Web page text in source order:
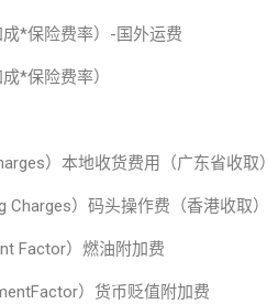
成*保险费率）-国外运费
*保险费率）
）本地收货费用（广东省收取）
Charges）码头操作费（香港收取）
Factor）燃油附加费
）货币贬值附加费